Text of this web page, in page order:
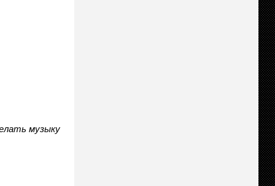
музыку